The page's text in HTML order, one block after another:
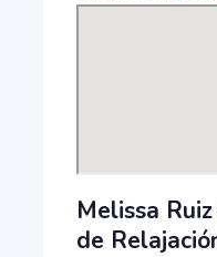
Melissa
de